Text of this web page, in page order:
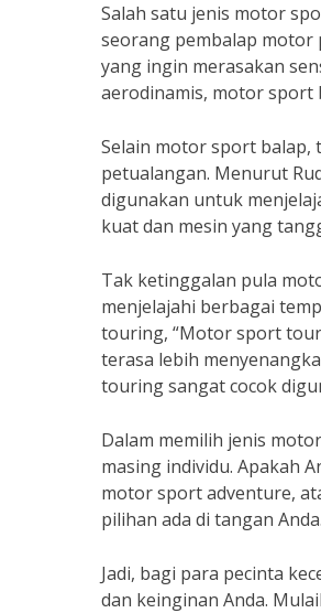
Salah satu jenis motor
seorang pembalap motor
yang ingin merasakan
aerodinamis, motor sport
Selain motor sport balap,
petualangan. Menurut
digunakan untuk
kuat dan mesin yang
Tak ketinggalan pula
menjelajahi berbagai
touring, “Motor sport
terasa lebih
touring sangat cocok
Dalam memilih jenis
masing individu. Apakah
motor sport adventure,
pilihan ada di tangan Anda.
Jadi, bagi para pecinta
dan keinginan Anda.